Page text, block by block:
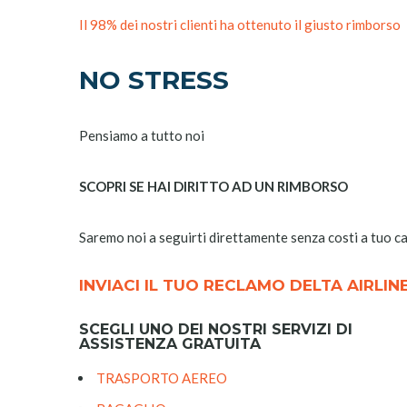
Il 98% dei nostri clienti ha ottenuto il giusto rimborso
NO STRESS
Pensiamo a tutto noi
SCOPRI SE HAI DIRITTO AD UN RIMBORSO
Saremo noi a seguirti direttamente senza costi a tuo
INVIACI IL TUO RECLAMO DELTA
SCEGLI UNO DEI NOSTRI SERVIZI DI
ASSISTENZA GRATUITA
TRASPORTO AEREO